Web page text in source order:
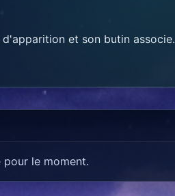
et son butin associe.
le moment.